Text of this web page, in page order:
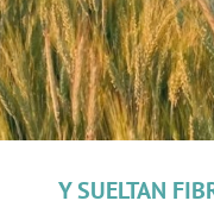
Y SUELTAN